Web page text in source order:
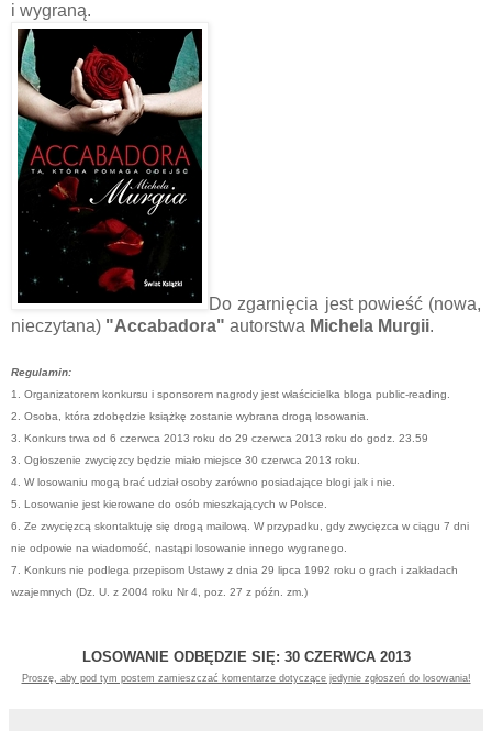
i wygraną.
Do zgarnięcia jest powieść (nowa,
nieczytana) "Accabadora" autorstwa Michela Murgii.
Regulamin:
1. Organizatorem konkursu i sponsorem nagrody jest właścicielka bloga public-reading.
2. Osoba, która zdobędzie książkę zostanie wybrana drogą losowania.
3. Konkurs trwa od 6 czerwca 2013 roku do 29 czerwca 2013 roku do godz. 23.59
3. Ogłoszenie zwycięzcy będzie miało miejsce 30 czerwca 2013 roku.
4. W losowaniu mogą brać udział osoby zarówno posiadające blogi jak i nie.
5. Losowanie jest kierowane do osób mieszkających w Polsce.
6. Ze zwycięzcą skontaktuję się drogą mailową. W przypadku, gdy zwycięzca w ciągu 7 dni
nie odpowie na wiadomość, nastąpi losowanie innego wygranego.
7. Konkurs nie podlega przepisom Ustawy z dnia 29 lipca 1992 roku o grach i zakładach
wzajemnych (Dz. U. z 2004 roku Nr 4, poz. 27 z późn. zm.)
LOSOWANIE ODBĘDZIE SIĘ: 30 CZERWCA 2013
Proszę, aby pod tym postem zamieszczać komentarze dotyczące jedynie zgłoszeń do losowania!